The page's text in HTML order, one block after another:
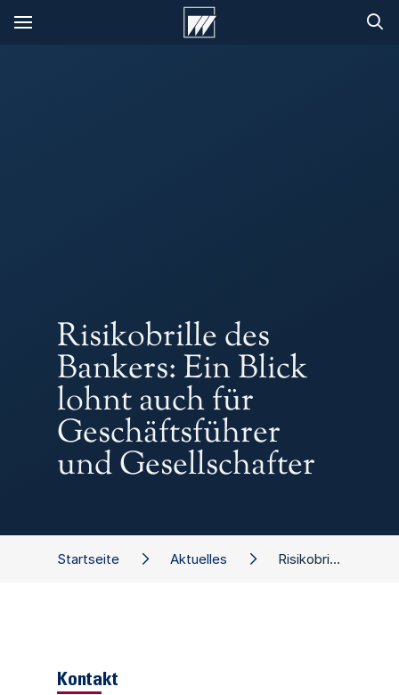
Startseite Aktuelles Risikobrille des Bankers: Ein Blick lohnt auch für Geschäftsführer und Gesellschafter
Kontakt
Risikobrille des
Bankers: Ein Blick
lohnt auch für
Geschäftsführer
und Gesellschafter